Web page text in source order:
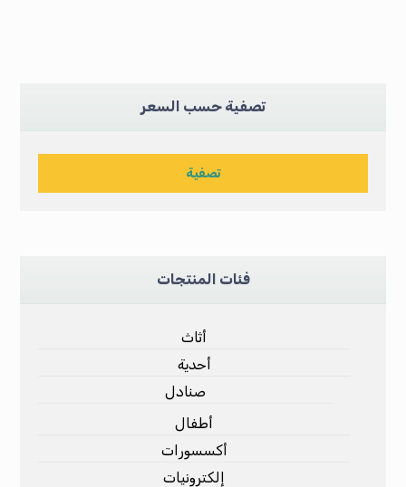
تصفية حسب السعر
تصفية
فئات المنتجات
أثاث
أحدية
صنادل
أطفال
أكسسورات
إلكترونيات